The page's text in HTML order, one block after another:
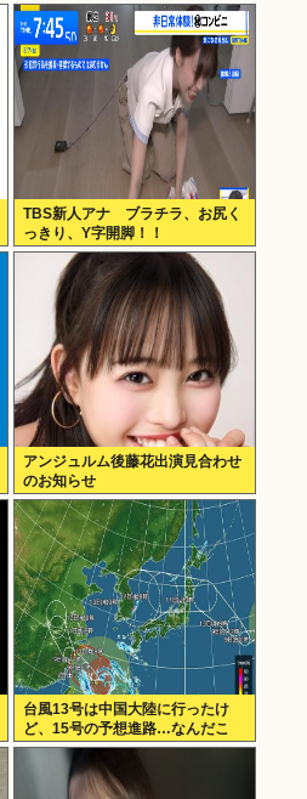
た」
TBS新人アナ ブラチラ、お尻く
っきり、Y字開脚！！
アンジュルム後藤花出演見合わせ
のお知らせ
台風13号は中国大陸に行ったけ
ど、15号の予想進路…なんだこ
れ？